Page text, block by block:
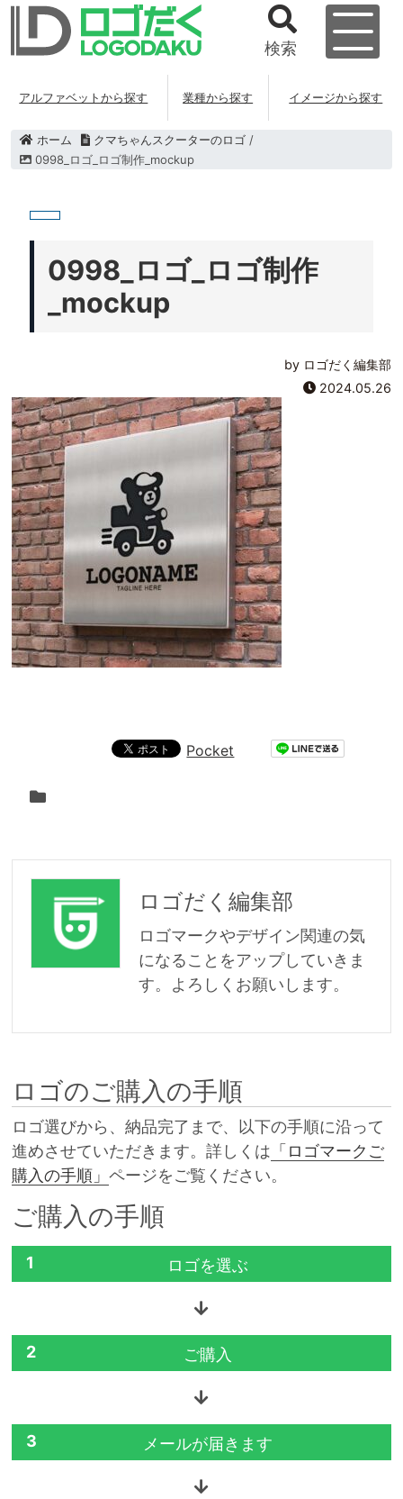
検索
アルファベットから探す 業種から探す イメージから探す
ホーム クマちゃんスクーターのロゴ /
0998_ロゴ_ロゴ制作_mockup
0998_ロゴ_ロゴ制作
_mockup
by ロゴだく編集部
2024.05.26
Pocket
ロゴだく編集部
ロゴマークやデザイン関連の気
になることをアップしていきま
す。よろしくお願いします。
ロゴのご購入の手順
ロゴ選びから、納品完了まで、以下の手順に沿って
進めさせていただきます。詳しくは 「ロゴマークご
購入の手順」ページをご覧ください。
ご購入の手順
1 ロゴを選ぶ
2 ご購入
3 メールが届きます